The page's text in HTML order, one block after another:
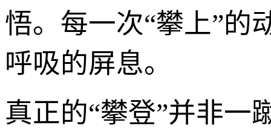
悟。每一次“攀上”的
呼吸的屏息。
真正的“攀登”并非一